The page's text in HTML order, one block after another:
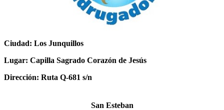
Ciudad: Los Junquillos
Lugar: Capilla Sagrado Corazón de Jesús
Dirección: Ruta Q-681 s/n
San Esteban